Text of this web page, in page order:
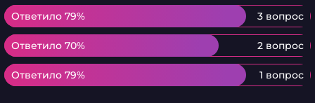
Ответило 79% 3 вопрос
Ответило 79%
Ответило 70% 2 вопрос
Ответило 70%
Ответило 79% 1 вопрос
Ответило 79%